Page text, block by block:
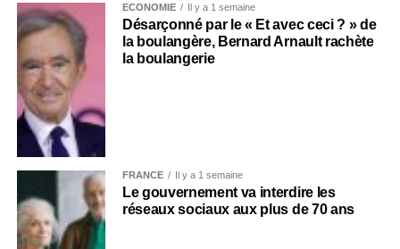
ECONOMIE Il y a 1 semaine
Désarçonné par le « Et avec ceci ? » de
la boulangère, Bernard Arnault rachète
la boulangerie
FRANCE Il y a 1 semaine
Le gouvernement va interdire les
réseaux sociaux aux plus de 70 ans